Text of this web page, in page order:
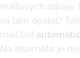
mailových adries,
sa tam dostal?
mail bol
Na internete je